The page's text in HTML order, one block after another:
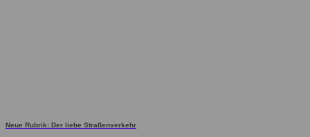
Neue Rubrik: Der liebe Straßenverkehr